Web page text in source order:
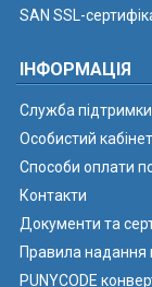
SAN SSL-
ІНФОРМАЦІЯ
Служба підтримки
Особистий кабінет
Способи оплати
Контакти
Документи та
Правила надання
PUNYCODE